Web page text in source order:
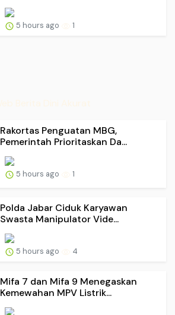
5 hours ago 1
Rakortas Penguatan MBG,
Pemerintah Prioritaskan Da...
5 hours ago 1
Polda Jabar Ciduk Karyawan
Swasta Manipulator Vide...
5 hours ago 4
Mifa 7 dan Mifa 9 Menegaskan
Kemewahan MPV Listrik...